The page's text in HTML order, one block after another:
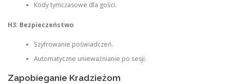
Kody tymczasowe dla gości.
H3: Bezpieczeństwo
Szyfrowanie poświadczeń.
Automatyczne unieważnianie po sesji.
Zapobieganie Kradzieżom